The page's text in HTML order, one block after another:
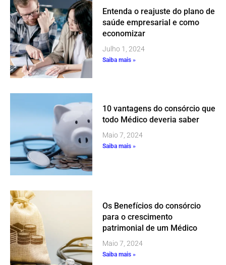
Entenda o reajuste do plano de
saúde empresarial e como
economizar
Julho 1, 2024
Saiba mais »
10 vantagens do consórcio que
todo Médico deveria saber
Maio 7, 2024
Saiba mais »
Os Benefícios do consórcio
para o crescimento
patrimonial de um Médico
Maio 7, 2024
Saiba mais »